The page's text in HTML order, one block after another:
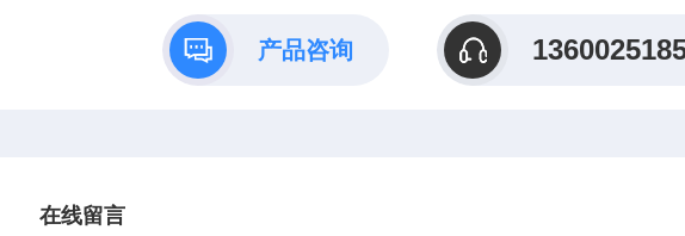
产品咨询
在线留言